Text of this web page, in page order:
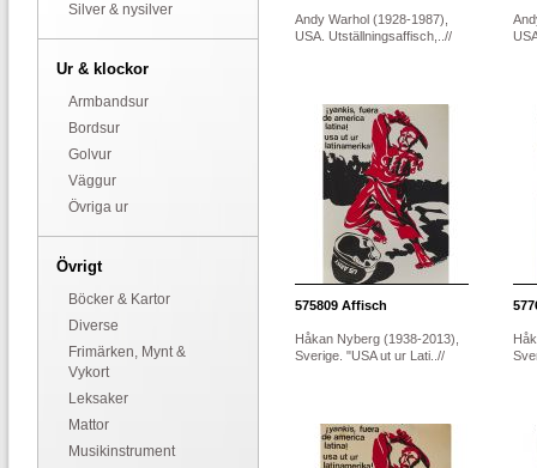
Silver & nysilver
Ur & klockor
Armbandsur
Bordsur
Golvur
Väggur
Övriga ur
Övrigt
Böcker & Kartor
Diverse
Frimärken, Mynt &
Vykort
Leksaker
Mattor
Musikinstrument
Andy Warhol (1928-1987),
USA. Utställningsaffisch,..//
575809 Affisch
Håkan Nyberg (1938-2013),
Sverige. "USA ut ur Lati..//